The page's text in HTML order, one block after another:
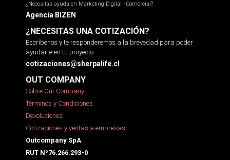
¿Necesitas ayuda en Marketing Digital - Comercial?
Agencia BIZEN
¿NECESITAS UNA COTIZACIÓN?
Escríbenos y te responderemos a la brevedad para poder
ayudarte en tu proyecto.
cotizaciones@sherpalife.cl
OUT COMPANY
Sobre Out Company
Términos y Condiciones
Devoluciones
Cotizaciones y ventas a empresas
Outcompany SpA
RUT Nº76.266.293-0